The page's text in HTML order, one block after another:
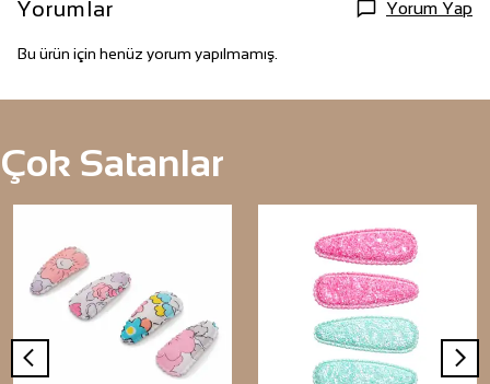
Yorumlar Yorum Yap
Bu ürün için henüz yorum yapılmamış.
Çok Satanlar